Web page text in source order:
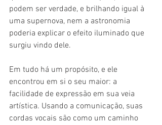
podem ser verdade, e brilhando igual à
uma supernova, nem a astronomia
poderia explicar o efeito iluminado que
surgiu vindo dele.
Em tudo há um propósito, e ele
encontrou em si o seu maior: a
facilidade de expressão em sua veia
artística. Usando a comunicação, suas
cordas vocais são como um caminho